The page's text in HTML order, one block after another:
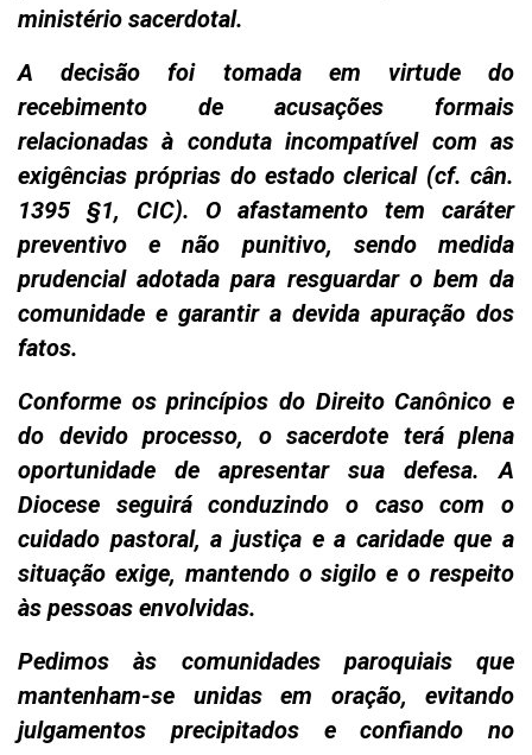
ministério sacerdotal.
A decisão foi tomada em virtude do
recebimento de acusações formais
relacionadas à conduta incompatível com as
exigências próprias do estado clerical (cf. cân.
1395 §1, CIC). O afastamento tem caráter
preventivo e não punitivo, sendo medida
prudencial adotada para resguardar o bem da
comunidade e garantir a devida apuração dos
fatos.
Conforme os princípios do Direito Canônico e
do devido processo, o sacerdote terá plena
oportunidade de apresentar sua defesa. A
Diocese seguirá conduzindo o caso com o
cuidado pastoral, a justiça e a caridade que a
situação exige, mantendo o sigilo e o respeito
às pessoas envolvidas.
Pedimos às comunidades paroquiais que
mantenham-se unidas em oração, evitando
julgamentos precipitados e confiando no